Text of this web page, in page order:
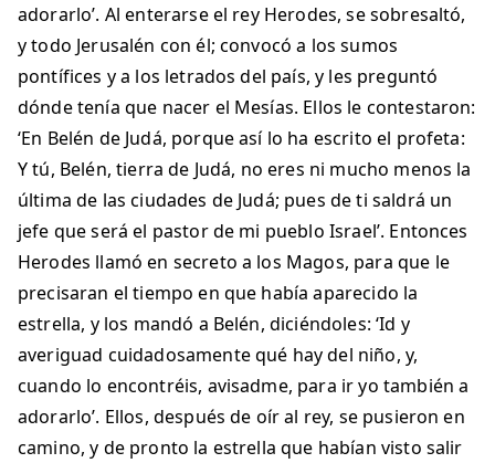
adorarlo’. Al enterarse el rey Herodes, se sobresaltó,
y todo Jerusalén con él; convocó a los sumos
pontífices y a los letrados del país, y les preguntó
dónde tenía que nacer el Mesías. Ellos le contestaron:
‘En Belén de Judá, porque así lo ha escrito el profeta:
Y tú, Belén, tierra de Judá, no eres ni mucho menos la
última de las ciudades de Judá; pues de ti saldrá un
jefe que será el pastor de mi pueblo Israel’. Entonces
Herodes llamó en secreto a los Magos, para que le
precisaran el tiempo en que había aparecido la
estrella, y los mandó a Belén, diciéndoles: ‘Id y
averiguad cuidadosamente qué hay del niño, y,
cuando lo encontréis, avisadme, para ir yo también a
adorarlo’. Ellos, después de oír al rey, se pusieron en
camino, y de pronto la estrella que habían visto salir